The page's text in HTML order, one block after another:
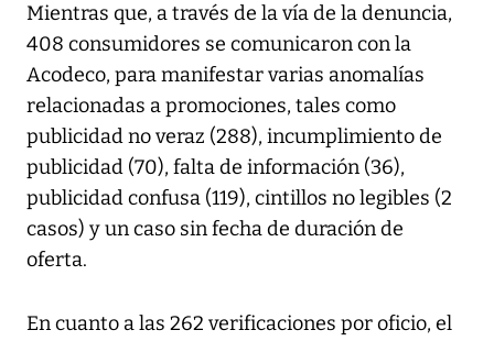
Mientras que, a través de la vía de la denuncia,
408 consumidores se comunicaron con la
Acodeco, para manifestar varias anomalías
relacionadas a promociones, tales como
publicidad no veraz (288), incumplimiento de
publicidad (70), falta de información (36),
publicidad confusa (119), cintillos no legibles (2
casos) y un caso sin fecha de duración de
oferta.
En cuanto a las 262 verificaciones por oficio, el